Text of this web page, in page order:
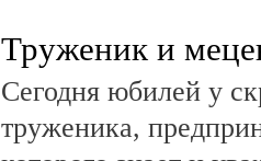
Труженик и
Сегодня юбилей у
труженика,